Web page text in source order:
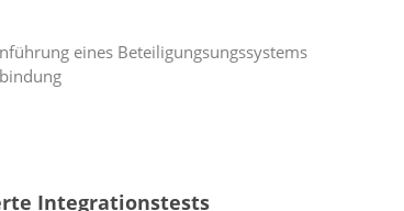
eines Beteiligungsungssystems
Integrationstests